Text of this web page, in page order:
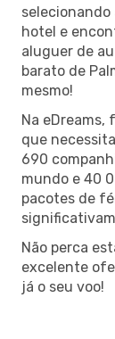
selecionando
hotel e
aluguer de
barato de
mesmo!
Na eDreams,
que
690
mundo e 40
pacotes de
Não perca
excelente
já o seu voo!